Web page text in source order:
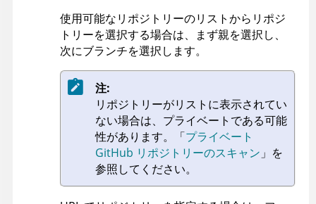
使用可能なリポジトリーのリストからリポジ
トリーを選択する場合は、まず親を選択し、
次にブランチを選択します。
注:
リポジトリーがリストに表示されてい
ない場合は、プライベートである可能
性があります。
「プライベート
GitHub リポジトリーのスキャン 」を
参照してください。